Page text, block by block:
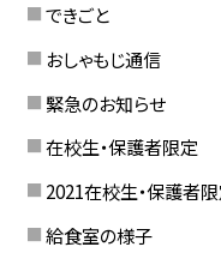
できごと
おしゃもじ通信
緊急のお知らせ
在校生・保護者限定
2021在校生・保護者
給食室の様子